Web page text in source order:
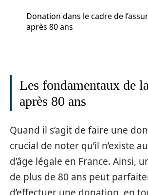
Donation dans le cadre de
après 80 ans
Les fondamentaux de
après 80 ans
Quand il s’agit de faire une
crucial de noter qu’il n’existe
d’âge légale en France. Ainsi,
de plus de 80 ans peut
d’effectuer une donation, en